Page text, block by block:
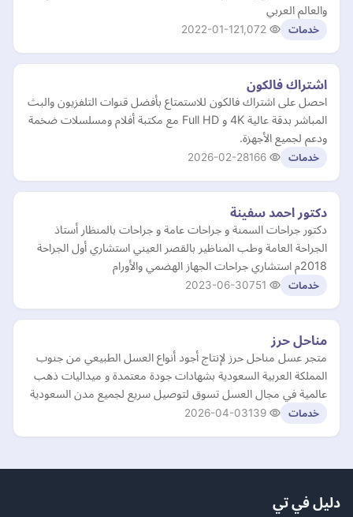
والعالم العربي
خدمات 2022-01-12
اشتراك فالكون
احصل على اشتراك فالكون للاستمتاع بأفضل قنوات التلفزيون والبث
المباشر بدقة عالية 4K و Full HD مع مكتبة أفلام ومسلسلات ضخمة
ودعم لجميع الأجهزة.
خدمات 2026-02-28
دكتور احمد سفينة
دكتور جراحات السمنة و جراحات عامة و جراحات بالمنظار أستاذ
الجراحة العامة وطب المناظير بالقصر العيني استشاري أول الجراحة
2018م استشاري جراحات الجهاز الهضمي والأورام
خدمات 2023-06-30
مناحل حرز
متجر عسل مناحل حرز لإنتاج أجود أنواع العسل الطبيعي من جنوب
المملكة العربية السعودية بشهادات جودة معتمدة و ميداليات ذهب
عالمية في مجال العسل تسوق لتوصيل سريع لجميع مدن السعودية
خدمات 2026-04-03
دليل في تي